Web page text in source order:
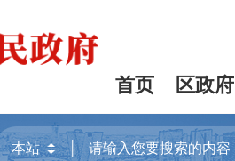
首页 区政府